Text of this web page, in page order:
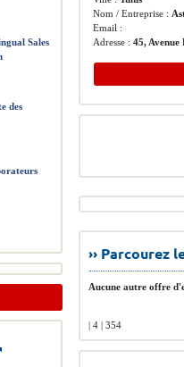
Nom / Entreprise :
Email :
Adresse :45, Avenue
››
Aucune autre offre
| 4 | 354
Sales
des